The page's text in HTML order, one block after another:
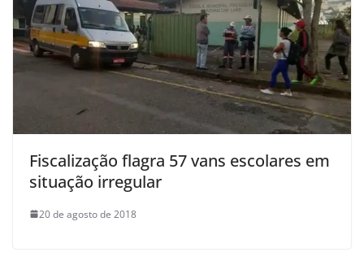
Fiscalização flagra 57 vans escolares em
situação irregular
20 de agosto de 2018